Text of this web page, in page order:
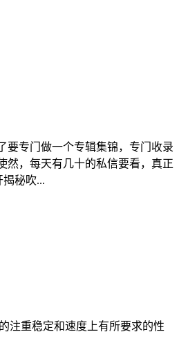
要专门做一个专辑集锦，专门收录
然，每天有几十的私信要看，真正
秘吹...
注重稳定和速度上有所要求的性